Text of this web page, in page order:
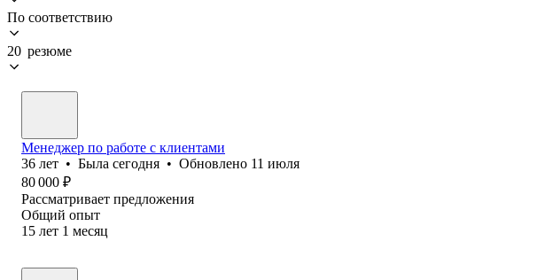
По соответствию
20 резюме
Менеджер по работе с клиентами
36 лет • Была сегодня • Обновлено 11 июля
80 000 ₽
Рассматривает предложения
Общий опыт
15 лет 1 месяц